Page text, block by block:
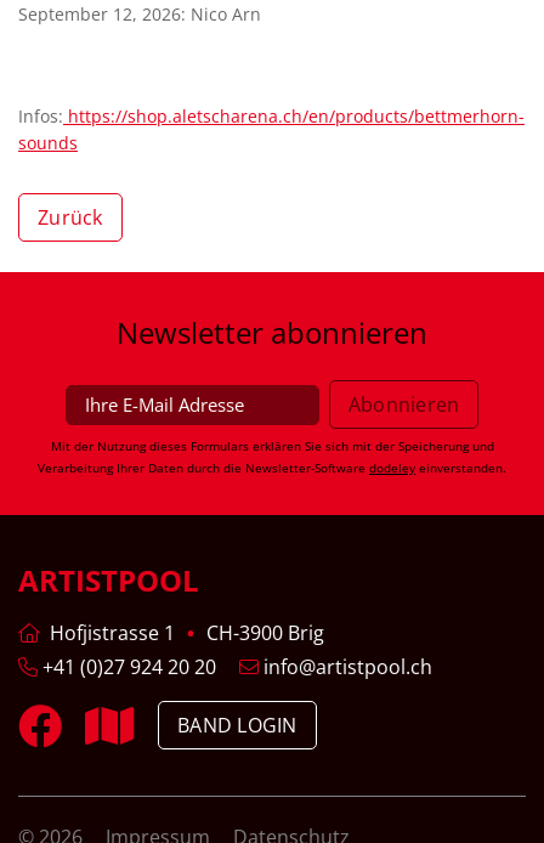
September 12, 2026: Nico Arn
Infos: https://shop.aletscharena.ch/en/products/bettmerhorn-
sounds
Zurück
Newsletter abonnieren
Mit der Nutzung dieses Formulars erklären Sie sich mit der Speicherung und
Verarbeitung Ihrer Daten durch die Newsletter-Software dodeley einverstanden.
ARTISTPOOL
Hofjistrasse 1
CH-3900 Brig
+41 (0)27 924 20 20
info@artistpool.ch
BAND LOGIN
© 2026 Impressum Datenschutz